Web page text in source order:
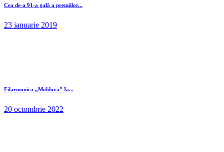
Cea de-a 91-a gală a premiilor...
23 ianuarie 2019
Filarmonica „Moldova” Ia...
20 octombrie 2022